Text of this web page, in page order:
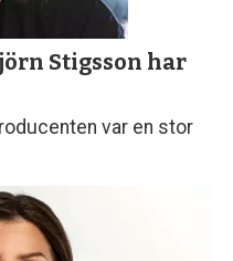
Stigsson har
var en stor